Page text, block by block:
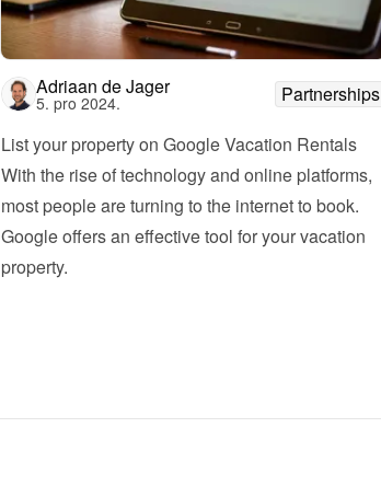
Adriaan de Jager
5. pro 2024.
Partnerships
List your property on Google Vacation Rentals
With the rise of technology and online platforms,
most people are turning to the internet to book.
Google offers an effective tool for your vacation